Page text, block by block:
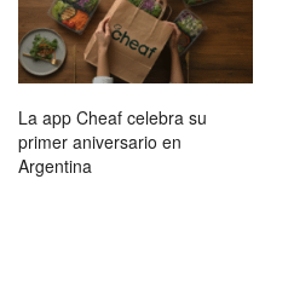
La app Cheaf celebra su
primer aniversario en
Argentina